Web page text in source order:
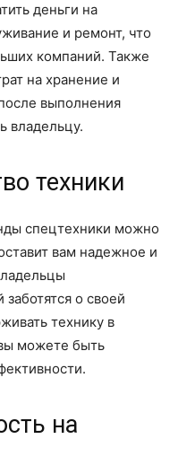
деньги на
и ремонт, что
компаний. Также
на хранение и
выполнения
владельцу.
техники
спецтехники можно
вам надежное и
о своей
технику в
можете быть
на